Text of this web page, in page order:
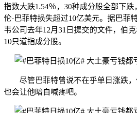
指数大跌1.54％，30种成分股全部下
伦·巴菲特损失超过10亿美元。据巴菲
韦公司去年12月31日提交的文件，伯
10只道指成分股。
尽管巴菲特曾说不在乎单日涨跌，
也会让他暗自喊疼吧。